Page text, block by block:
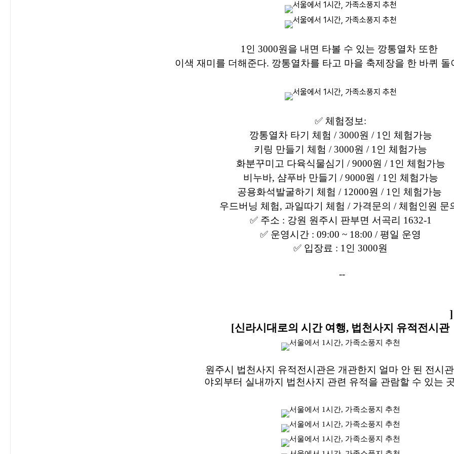
1인 3000원을 내면 타볼 수 있는 깡통열차 또한
이색 재미를 더해준다. 깡통열차를 타고 마을 축제장을 한 바퀴 돌
✅ 체험정보:
깡통열차 타기 체험 / 3000원 / 1인 체험가능
키링 만들기 체험 / 3000원 / 1인 체험가능
화분꾸미고 다육식물심기 / 9000원 / 1인 체험가능
비누바, 샴푸바 만들기 / 9000원 / 1인 체험가능
공용화석발굴하기 체험 / 12000원 / 1인 체험가능
우드버닝 체험, 과일따기 체험 / 가격문의 / 체험인원 문
✅ 주소 : 강원 원주시 판부면 서곡리 1632-1
✅ 운영시간 : 09:00 ~ 18:00 / 평일 운영
✅ 입장료 : 1인 3000원
--
[신라시대로의 시간 여행, 법천사지 유적전시관
]
원주시 법천사지 유적전시관은 개관한지 얼마 안 된 전시
야외부터 실내까지 법천사지 관련 유적을 관람할 수 있는